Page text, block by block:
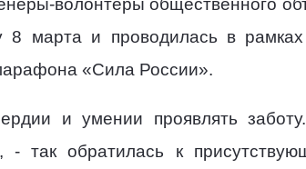
волонтёры общественного
марта и проводилась в рамках
«Сила России».
и умении проявлять
обратилась к